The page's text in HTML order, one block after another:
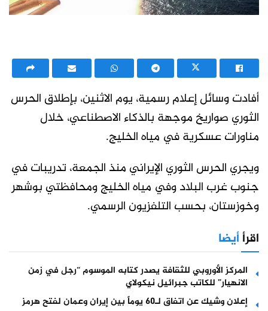
أفادت وسائل إعلام رسمية، يوم الاثنين، بإطلاق الحرس
الثوري صواريخ موجهة بالذكاء الاصطناعي، خلال
مناورات عسكرية في مياه الخليج.
ويجري الحرس الثوري الإيراني منذ الجمعة، تدريبات في
جنوب غرب البلاد وفي مياه الخليج ومحافظتي بوشهر
وخوزستان، بحسب التلفزيون الرسمي.
اقرأأيضا
المركز الأوروبي للثقافة يصدر كتابه الموسوم “رجل في زمن
الانهيار” للكاتب جبرائيل نيكولاي
إعلان وشيك عن اتفاق لـ60 يوماً بين إيران وعمان لفتح هرمز